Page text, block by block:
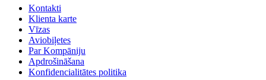
Kontakti
Klienta karte
Vīzas
Aviobiļetes
Par Kompāniju
Apdrošināšana
Konfidencialitātes politika